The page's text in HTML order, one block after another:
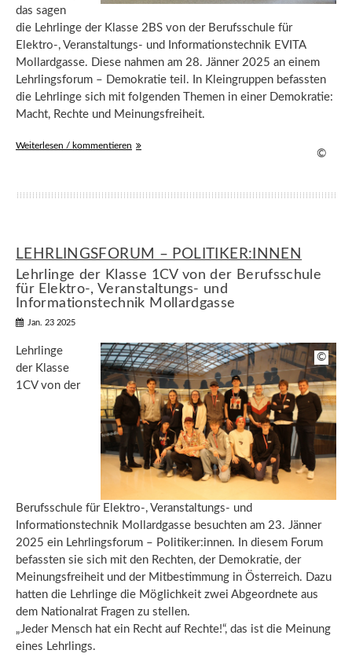
das sagen
die Lehrlinge der Klasse 2BS von der Berufsschule für
Elektro-, Veranstaltungs- und Informationstechnik EVITA
Mollardgasse. Diese nahmen am 28. Jänner 2025 an einem
Lehrlingsforum – Demokratie teil. In Kleingruppen befassten
die Lehrlinge sich mit folgenden Themen in einer Demokratie:
Macht, Rechte und Meinungsfreiheit.
©
Weiterlesen / kommentieren
LEHRLINGSFORUM – POLITIKER:INNEN
Lehrlinge der Klasse 1CV von der Berufsschule
für Elektro-, Veranstaltungs- und
Informationstechnik Mollardgasse
Jan. 23 2025
Lehrlinge
der Klasse
1CV von der
Berufsschule für Elektro-, Veranstaltungs- und
Informationstechnik Mollardgasse besuchten am 23. Jänner
2025 ein Lehrlingsforum – Politiker:innen. In diesem Forum
befassten sie sich mit den Rechten, der Demokratie, der
Meinungsfreiheit und der Mitbestimmung in Österreich. Dazu
hatten die Lehrlinge die Möglichkeit zwei Abgeordnete aus
dem Nationalrat Fragen zu stellen.
„Jeder Mensch hat ein Recht auf Rechte!“, das ist die Meinung
eines Lehrlings.
©